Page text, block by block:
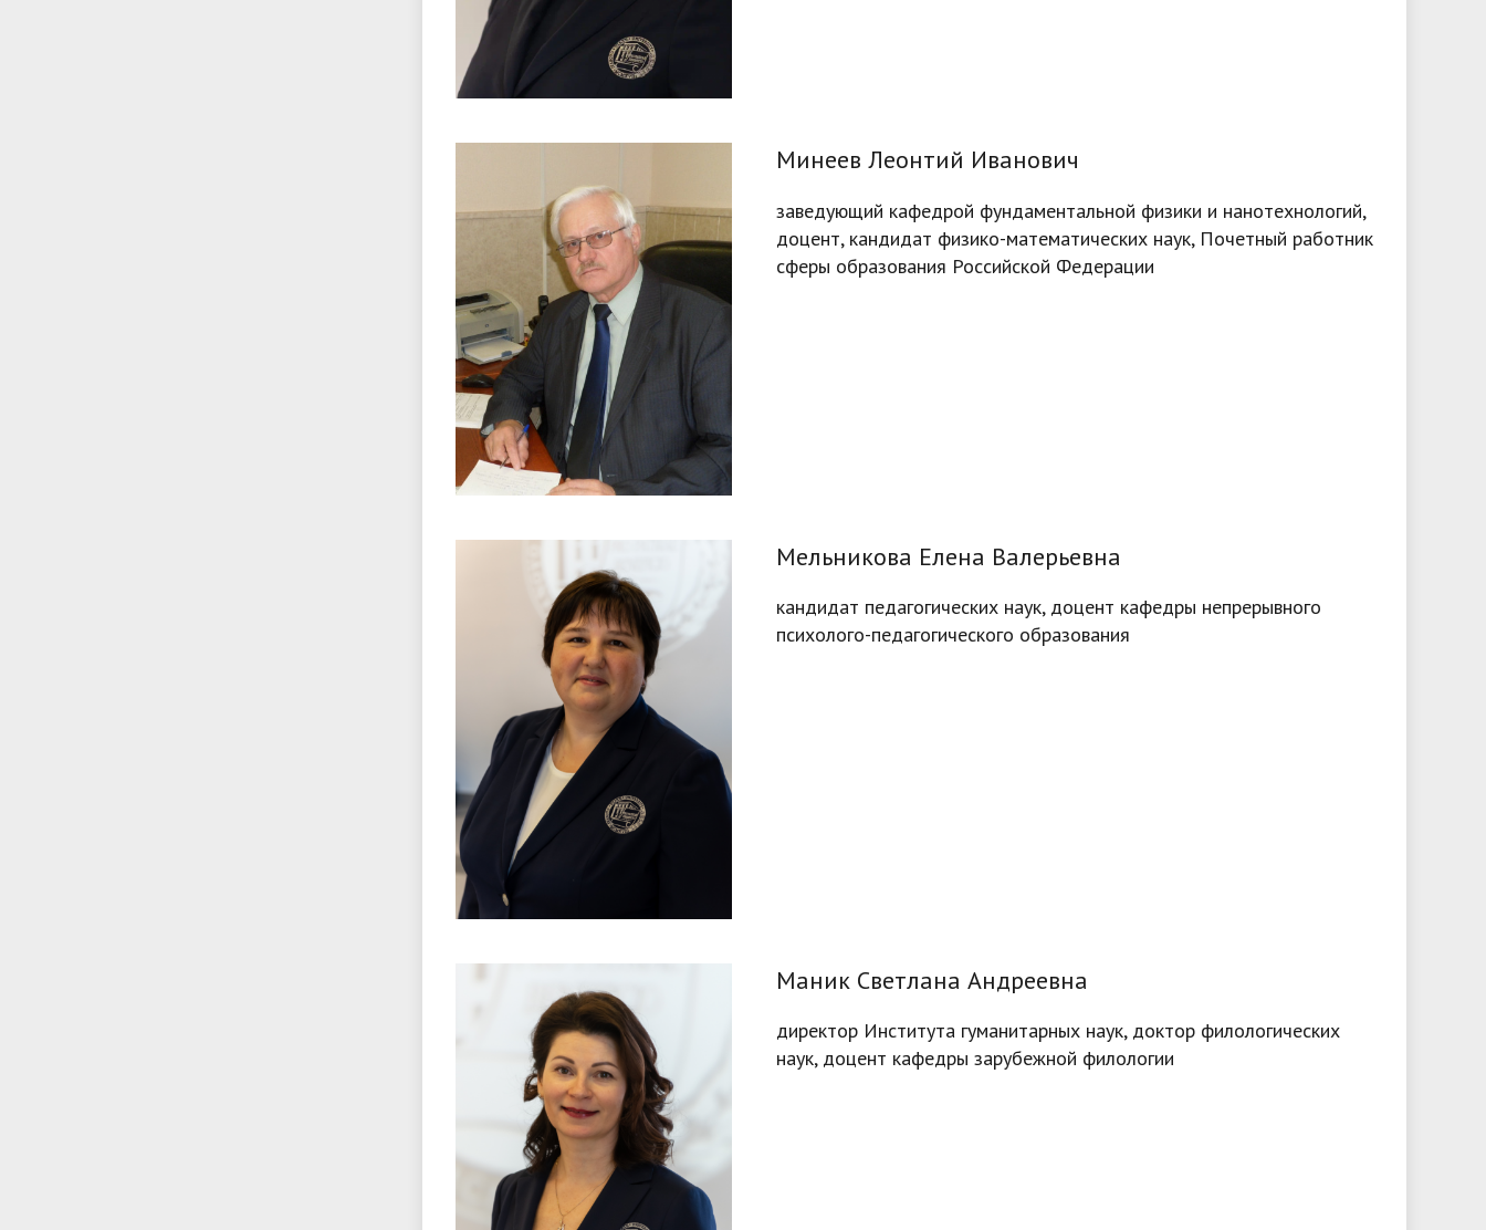
Минеев Леонтий Иванович
заведующий кафедрой фундаментальной физики и нанотехнологий,
доцент, кандидат физико-математических наук, Почетный работник
сферы образования Российской Федерации
Мельникова Елена Валерьевна
кандидат педагогических наук, доцент кафедры непрерывного
психолого-педагогического образования
Маник Светлана Андреевна
директор Института гуманитарных наук, доктор филологических
наук, доцент кафедры зарубежной филологии